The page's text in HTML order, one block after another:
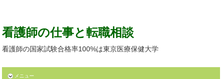
看護師の仕事と転職相談
看護師の国家試験合格率100%は東京医療保健大学
メニュー